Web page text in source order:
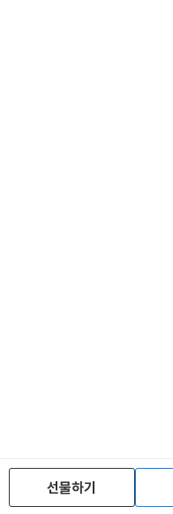
선물하기